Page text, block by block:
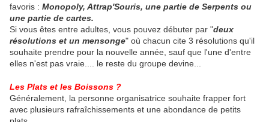
favoris : Monopoly, Attrap'Souris, une partie de Serpents ou
une partie de cartes.
Si vous êtes entre adultes, vous pouvez débuter par "deux
résolutions et un mensonge" où chacun cite 3 résolutions qu'il
souhaite prendre pour la nouvelle année, sauf que l'une d'entre
elles n'est pas vraie.... le reste du groupe devine...
Les Plats et les Boissons ?
Généralement, la personne organisatrice souhaite frapper fort
avec plusieurs rafraîchissements et une abondance de petits